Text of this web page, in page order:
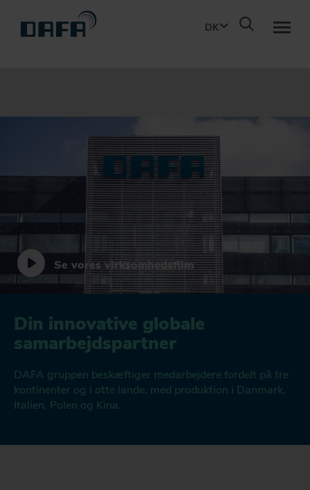
DK
Se vores virksomhedsfilm
Din innovative globale
samarbejdspartner
DAFA gruppen beskæftiger medarbejdere fordelt på tre
kontinenter og i otte lande, med produktion i Danmark,
Italien, Polen og Kina.
BÆREDYGTIGHED
Bæredygtige løsninger gearet til fremtiden.
KARRIERE
Passionerede professionelle - årtiers ekspertise
KONTAKT
DOWNLOAD
DAFA BUILDING SOLUTIONS
DAFA GROUP